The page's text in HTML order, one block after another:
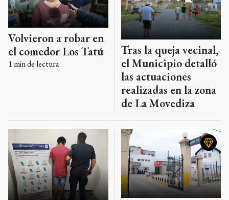
Volvieron a robar en
el comedor Los Tatú
1 min de lectura
Tras la queja vecinal,
el Municipio detalló
las actuaciones
realizadas en la zona
de La Movediza